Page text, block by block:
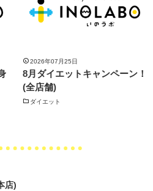
2026年07月25日
8月ダイエットキャンペーン！
(全店舗)
ダイエット
店)